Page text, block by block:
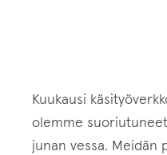
Kuukausi
olemme
junan vessa. Meidän